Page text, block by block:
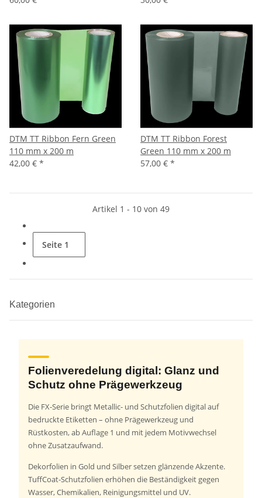
DTM TT Ribbon Fern Green
110 mm x 200 m
42,00 € *
DTM TT Ribbon Forest
Green 110 mm x 200 m
57,00 € *
Artikel 1 - 10 von 49
Seite 1
Kategorien
Folienveredelung digital: Glanz und
Schutz ohne Prägewerkzeug
Die FX-Serie bringt Metallic- und Schutzfolien digital auf
bedruckte Etiketten – ohne Prägewerkzeug und
Rüstkosten, ab Auflage 1 und mit jedem Motivwechsel
ohne Zusatzaufwand.
Dekorfolien in Gold und Silber setzen glänzende Akzente.
TuffCoat-Schutzfolien erhöhen die Beständigkeit gegen
Wasser, Chemikalien, Reinigungsmittel und UV.